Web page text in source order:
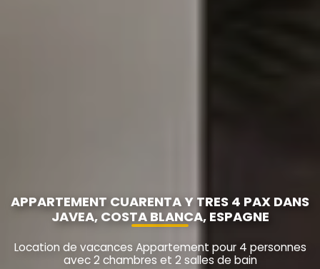
APPARTEMENT CUARENTA Y TRES 4 PAX DANS
JAVEA, COSTA BLANCA, ESPAGNE
Location de vacances Appartement pour 4 personnes
avec 2 chambres et 2 salles de bain